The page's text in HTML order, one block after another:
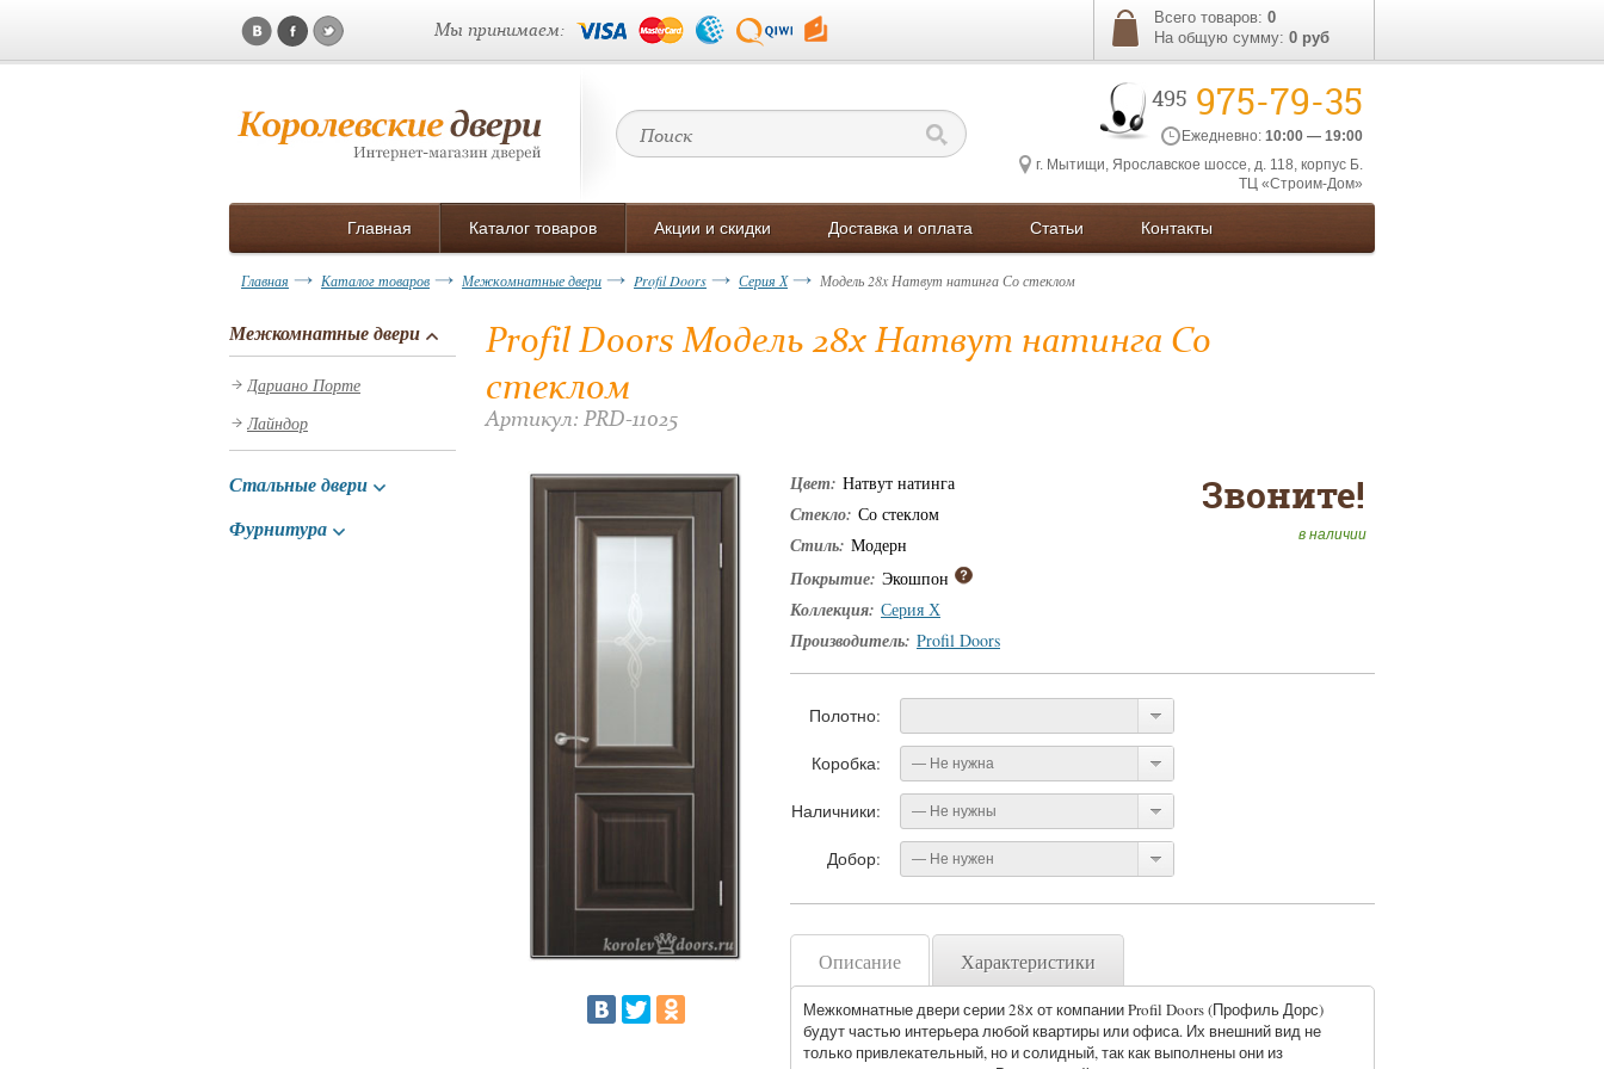
Мы принимаем:
Всего товаров: 0
На общую сумму: 0 руб
495 975-79-35
Ежедневно: 10:00 — 19:00
г. Мытищи, Ярославское шоссе, д. 118, корпус Б.
ТЦ «Строим-Дом»
Главная Каталог товаров Акции и скидки Доставка и оплата Статьи Контакты
Главная Каталог товаров Межкомнатные двери Profil Doors Серия Х Модель 28x Натвут натинга Со стеклом
Межкомнатные двери
Дариано Порте
Лайндор
Стальные двери
Фурнитура
Profil Doors Модель 28x Натвут натинга Со
стеклом
Артикул: PRD-11025
Цвет: Натвут натинга
Стекло: Со стеклом
Стиль: Модерн
Покрытие: Экошпон
Коллекция: Серия Х
Производитель: Profil Doors
Звоните!
в наличии
Полотно:
Коробка: — Не нужна
Наличники: — Не нужны
Добор: — Не нужен
Описание Характеристики
Межкомнатные двери серии 28х от компании Profil Doors (Профиль Дорс)
будут частью интерьера любой квартиры или офиса. Их внешний вид не
только привлекательный, но и солидный, так как выполнены они из